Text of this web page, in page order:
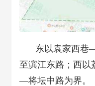
东以袁家西巷
至滨江东路；西以
—将坛中路为界。